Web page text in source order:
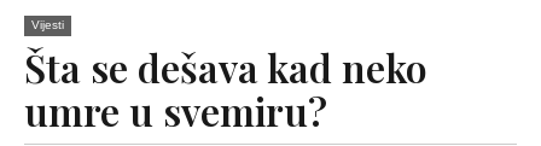
Vijesti
Šta se dešava kad neko
umre u svemiru?